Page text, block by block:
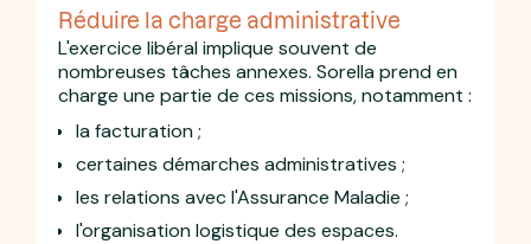
Réduire la charge administrative
L'exercice libéral implique souvent de
nombreuses tâches annexes. Sorella prend en
charge une partie de ces missions, notamment :
la facturation ;
certaines démarches administratives ;
les relations avec l'Assurance Maladie ;
l'organisation logistique des espaces.